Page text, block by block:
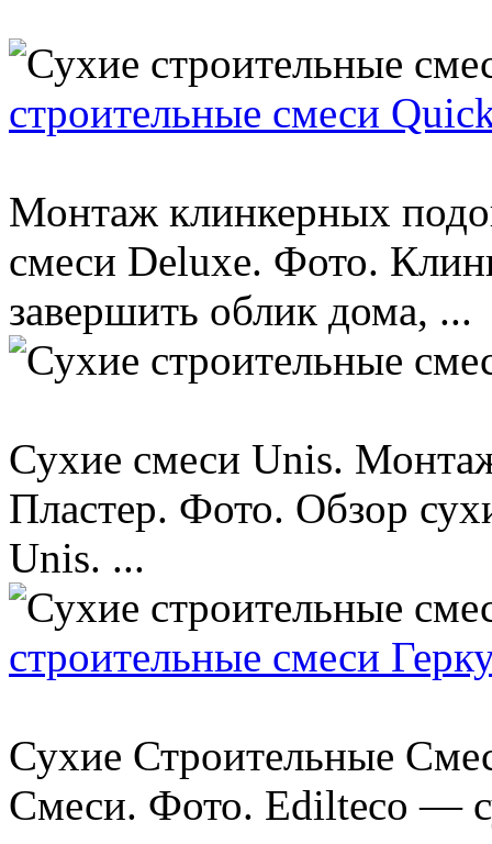
строительные смеси
Монтаж клинкерных
смеси Deluxe. Фото.
завершить облик дома, ...
Сухие смеси Unis.
Пластер. Фото. Обзор
Unis. ...
строительные смеси
Сухие Строительные
Смеси. Фото. Edilteco —